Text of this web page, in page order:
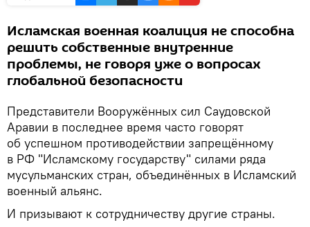
Исламская военная коалиция не способна
решить собственные внутренние
проблемы, не говоря уже о вопросах
глобальной безопасности
Представители Вооружённых сил Саудовской
Аравии в последнее время часто говорят
об успешном противодействии запрещённому
в РФ "Исламскому государству" силами ряда
мусульманских стран, объединённых в Исламский
военный альянс.
И призывают к сотрудничеству другие страны.